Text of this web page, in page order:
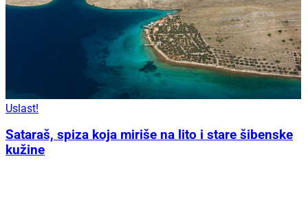
Uslast!
Sataraš, spiza koja miriše na lito i stare šibenske
kužine